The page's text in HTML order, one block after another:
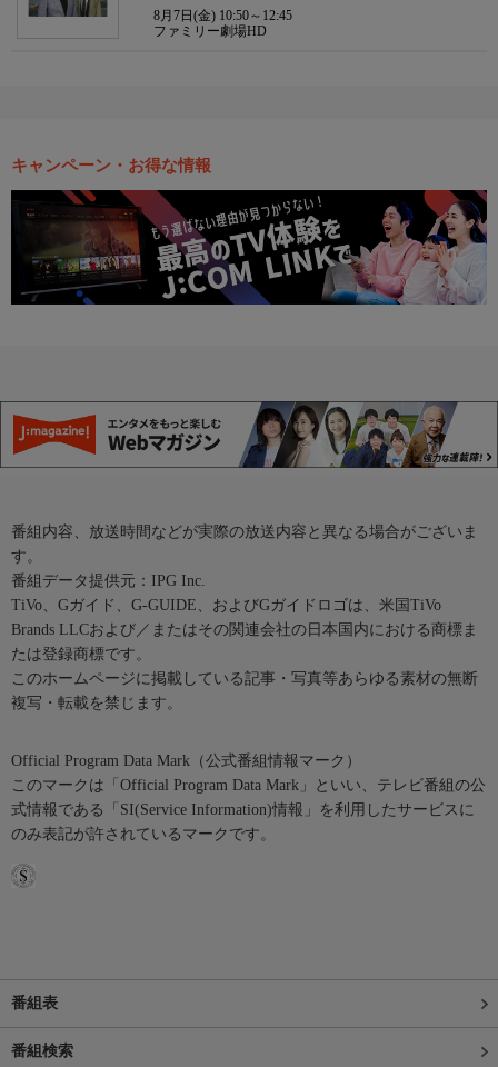
8月7日(金) 10:50～12:45
ファミリー劇場HD
キャンペーン・お得な情報
番組内容、放送時間などが実際の放送内容と異なる場合がございま
す。
番組データ提供元：IPG Inc.
TiVo、Gガイド、G-GUIDE、およびGガイドロゴは、米国TiVo
Brands LLCおよび／またはその関連会社の日本国内における商標ま
たは登録商標です。
このホームページに掲載している記事・写真等あらゆる素材の無断
複写・転載を禁じます。
Official Program Data Mark（公式番組情報マーク）
このマークは「Official Program Data Mark」といい、テレビ番組の公
式情報である「SI(Service Information)情報」を利用したサービスに
のみ表記が許されているマークです。
番組表
番組検索